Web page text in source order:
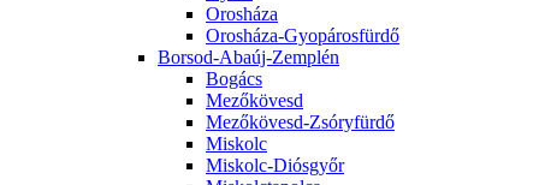
Orosháza
Orosháza-Gyopárosfürdő
Borsod-Abaúj-Zemplén
Bogács
Mezőkövesd
Mezőkövesd-Zsóryfürdő
Miskolc
Miskolc-Diósgyőr